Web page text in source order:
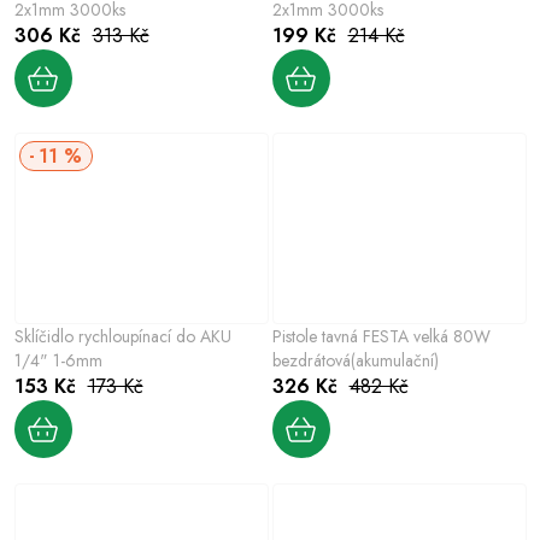
2x1mm 3000ks
306 Kč 313 Kč
2x1mm 3000ks
199 Kč 214 Kč
Sklíčidlo rychloupínací do AKU
1/4" 1-6mm
11 %
153 Kč 173 Kč
Pistole tavná FESTA velká 80W
bezdrátová(akumulační)
326 Kč 482 Kč